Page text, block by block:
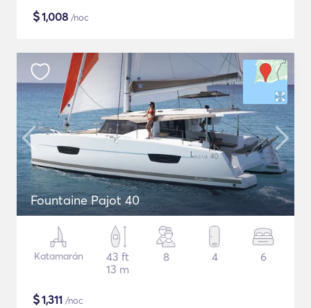
$1,008 /noc
Fountaine Pajot 40
Katamarán
43 ft
13 m
8 4 6
$1,311 /noc